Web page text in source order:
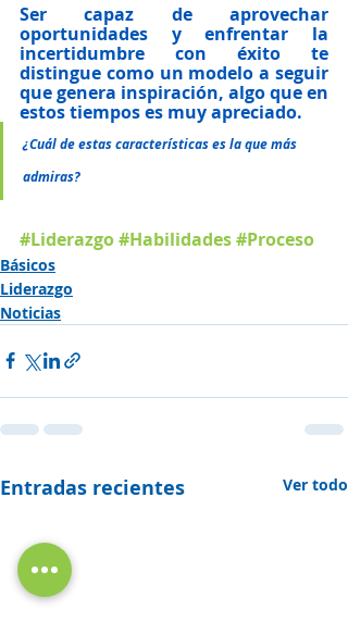
Ser capaz de aprovechar
oportunidades y enfrentar la
incertidumbre con éxito te
distingue como un modelo a seguir
que genera inspiración, algo que en
estos tiempos es muy apreciado.
¿Cuál de estas características es la que más
admiras?
#Liderazgo#Habilidades#Proceso
Básicos
Liderazgo
Noticias
Entradas recientes Ver todo